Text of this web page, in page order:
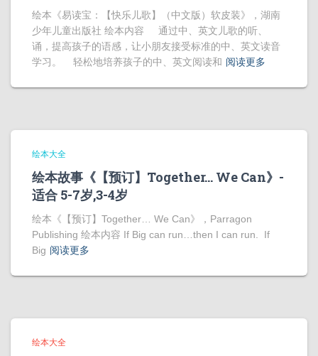
绘本《易读宝：【快乐儿歌】（中文版）软皮装》，湖南
少年儿童出版社 绘本内容 通过中、英文儿歌的听、
诵，提高孩子的语感，让小朋友接受标准的中、英文读音
学习。 轻松地培养孩子的中、英文阅读和 阅读更多
绘本大全
绘本故事《【预订】Together… We Can》-
适合 5-7岁,3-4岁
绘本《【预订】Together… We Can》，Parragon
Publishing 绘本内容 If Big can run…then I can run. If
Big 阅读更多
绘本大全